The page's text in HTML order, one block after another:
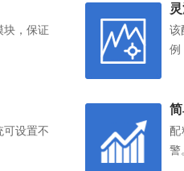
块，保证
该
例
可设置不
配
警